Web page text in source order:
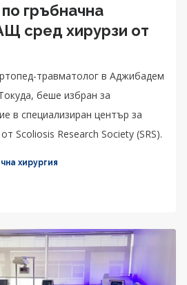
гръбначна
сред хирурзи от
травматолог в Аджибадем
беше избран за
в специализиран център за
Scoliosis Research Society (SRS).
хирургия